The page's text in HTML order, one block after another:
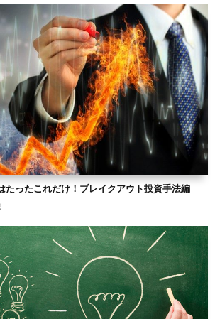
たったこれだけ！ブレイクアウト投資手法編